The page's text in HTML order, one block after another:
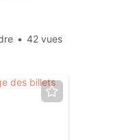
42 vues